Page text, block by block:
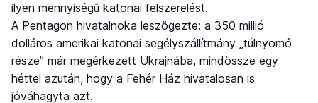
ilyen mennyiségű katonai felszerelést.
A Pentagon hivatalnoka leszögezte: a 350 millió
dolláros amerikai katonai segélyszállítmány „túlnyomó
része” már megérkezett Ukrajnába, mindössze egy
héttel azután, hogy a Fehér Ház hivatalosan is
jóváhagyta azt.